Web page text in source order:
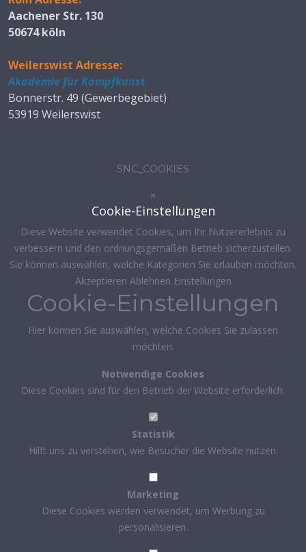
Aachener Str. 130
50674 köln
Weilerswist Adresse:
Akademie für Kampfkunst
Bonnerstr. 49 (Gewerbegebiet)
53919 Weilerswist
SNC_COOKIES
×
Cookie-Einstellungen
Diese Website verwendet Cookies, um Ihr Nutzererlebnis zu
verbessern und den ordnungsgemäßen Betrieb sicherzustellen.
Sie können auswählen, welche Kategorien Sie erlauben möchten.
Akzeptieren Ablehnen Einstellungen
Cookie-Einstellungen
Hier können Sie auswählen, welche Cookies Sie zulassen
möchten.
Notwendige Cookies
Diese Cookies sind für den Betrieb der Website erforderlich.
Statistik
Hilft uns zu verstehen, wie Besucher die Website nutzen.
Marketing
Diese Cookies werden verwendet, um Werbung zu
personalisieren.